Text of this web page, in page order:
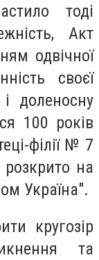
тоді
Акт
одвічної
своєї
доленосну
100 років
філії № 7
розкрито на
Україна".
кругозір
та